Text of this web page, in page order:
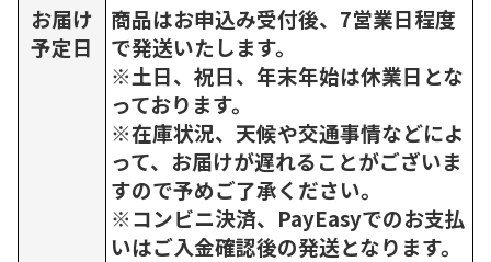
お届け
予定日
商品はお申込み受付後、7営業日程度
で発送いたします。
※土日、祝日、年末年始は休業日とな
っております。
※在庫状況、天候や交通事情などによ
って、お届けが遅れることがございま
すので予めご了承ください。
※コンビニ決済、PayEasyでのお支払
いはご入金確認後の発送となります。